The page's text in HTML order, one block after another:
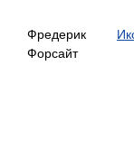
Фредерик
Форсайт